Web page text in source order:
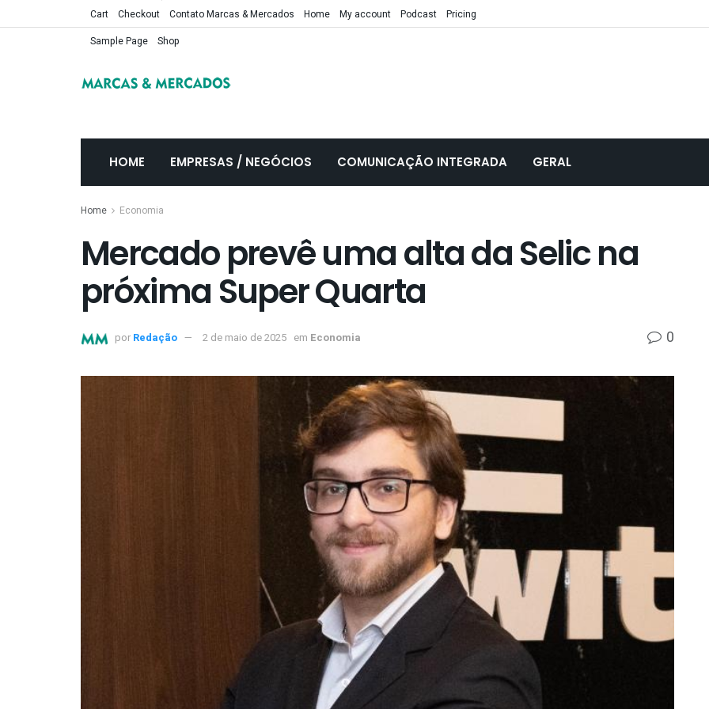
Cart Checkout Contato Marcas & Mercados Home My account Podcast
Pricing
Sample Page
Shop
HOME EMPRESAS / NEGÓCIOS COMUNICAÇÃO INTEGRADA GERAL
Home Economia
Mercado prevê uma alta da Selic na
próxima Super Quarta
por Redação 2 de maio de 2025 em Economia 0